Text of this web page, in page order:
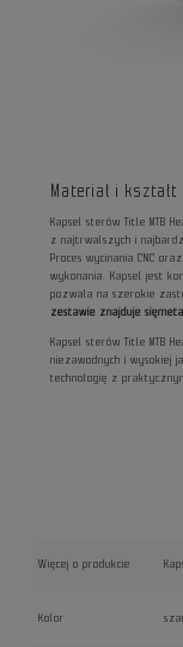
Materiał i kształt
Kapsel sterów Title MTB
z najtrwalszych i
Proces wycinania CNC
wykonania. Kapsel jest
pozwala na szerokie
zestawie znajduje
Kapsel sterów Title MTB
niezawodnych i wysokiej
technologię z
Więcej o produkcie
Kolor